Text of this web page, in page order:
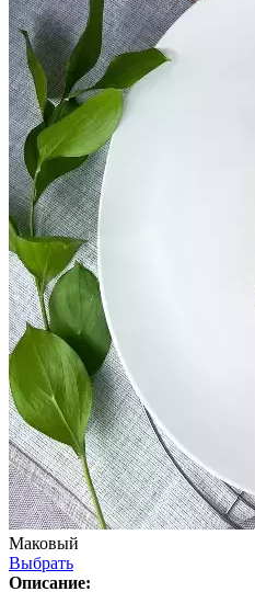
Маковый
Выбрать
Описание: